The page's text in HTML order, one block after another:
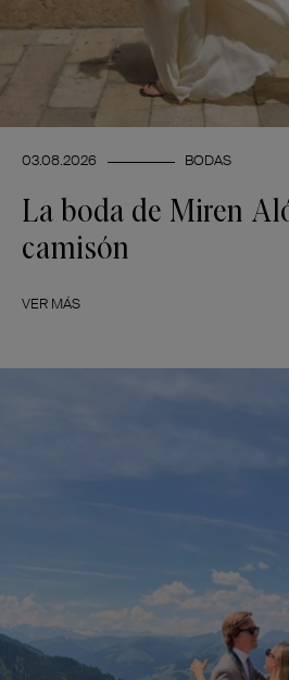
03.08.2026 BODAS
La boda de Miren
camisón
VER MÁS